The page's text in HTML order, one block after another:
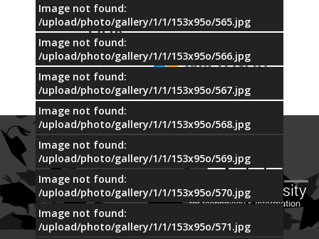
Image not found:
/upload/photo/gallery/1/1/153x95o/565.jpg
Image not found:
/upload/photo/gallery/1/1/153x95o/566.jpg
Image not found:
/upload/photo/gallery/1/1/153x95o/567.jpg
Image not found:
/upload/photo/gallery/1/1/153x95o/568.jpg
Image not found:
/upload/photo/gallery/1/1/153x95o/569.jpg
Image not found:
/upload/photo/gallery/1/1/153x95o/570.jpg
Image not found:
/upload/photo/gallery/1/1/153x95o/571.jpg
OUR
PARTNERS